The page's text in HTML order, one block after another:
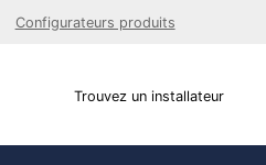
Configurateurs produits
Trouvez un installateur